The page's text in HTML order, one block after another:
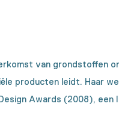
van grondstoffen
producten leidt. Haar
Awards (2008),